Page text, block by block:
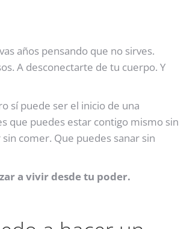
años pensando que no sirves.
A desconectarte de tu cuerpo. Y
sí puede ser el inicio de una
que puedes estar contigo mismo sin
comer. Que puedes sanar sin
a vivir desde tu poder.